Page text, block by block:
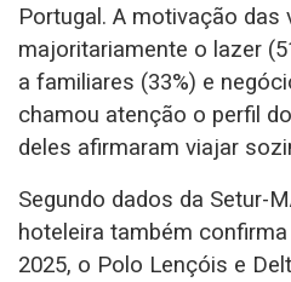
Portugal. A motivação das
majoritariamente o lazer
a familiares (33%) e
chamou atenção o perfil
deles afirmaram viajar
Segundo dados da Setur-
hoteleira também
2025, o Polo Lençóis e